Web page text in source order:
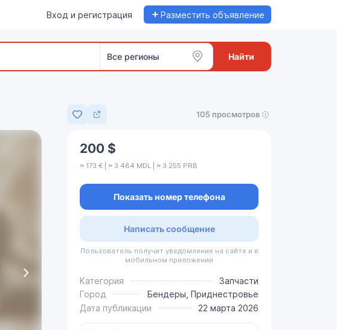
Вход и регистрация + Разместить объявление
Все регионы Найти
Добавить в избранное
105 просмотров
200 $
≈ 173 € | ≈ 3 484 MDL | ≈ 3 255 PRB
Показать номер телефона
Написать сообщение
Пользователь получит уведомление на сайте и в
мобильном приложении
Категория
Запчасти
Город
Бендеры, Приднестровье
Дата публикации
22 марта 2026